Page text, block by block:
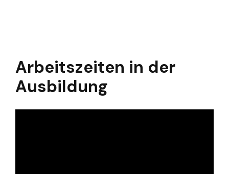
Arbeitszeiten in der
Ausbildung